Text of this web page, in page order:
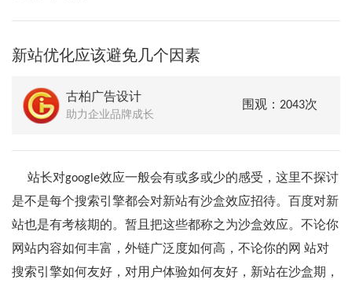
新站优化应该避免几个因素
古柏广告设计
助力企业品牌成长
围观：2043次
站长对google效应一般会有或多或少的感受，这里不探讨
是不是每个搜索引擎都会对新站有沙盒效应招待。百度对新
站也是有考核期的。暂且把这些都称之为沙盒效应。不论你
网站内容如何丰富，外链广泛度如何高，不论你的网 站对
搜索引擎如何友好，对用户体验如何友好，新站在沙盒期，